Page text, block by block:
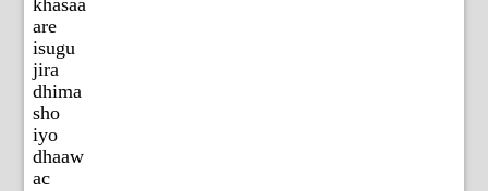
khasaa
are
isugu
jira
dhima
sho
iyo
dhaaw
ac